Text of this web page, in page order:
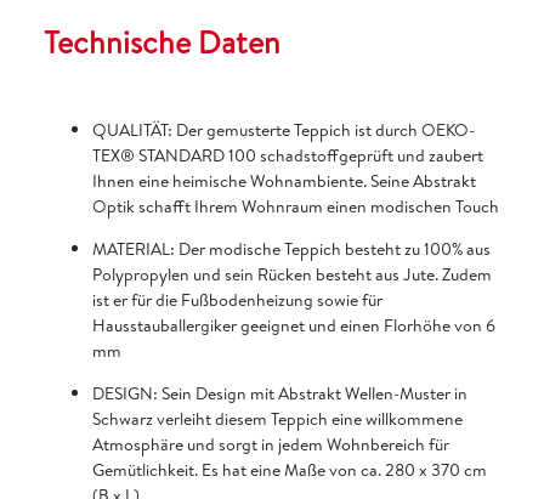
Technische Daten
QUALITÄT: Der gemusterte Teppich ist durch OEKO-
TEX® STANDARD 100 schadstoffgeprüft und zaubert
Ihnen eine heimische Wohnambiente. Seine Abstrakt
Optik schafft Ihrem Wohnraum einen modischen Touch
MATERIAL: Der modische Teppich besteht zu 100% aus
Polypropylen und sein Rücken besteht aus Jute. Zudem
ist er für die Fußbodenheizung sowie für
Hausstauballergiker geeignet und einen Florhöhe von 6
mm
DESIGN: Sein Design mit Abstrakt Wellen-Muster in
Schwarz verleiht diesem Teppich eine willkommene
Atmosphäre und sorgt in jedem Wohnbereich für
Gemütlichkeit. Es hat eine Maße von ca. 280 x 370 cm